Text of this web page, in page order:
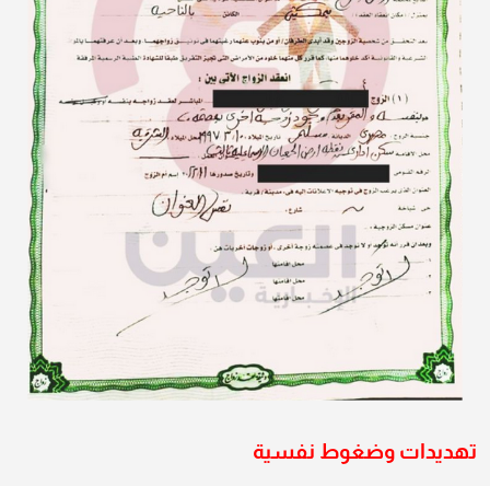
تهديدات وضغوط نفسية